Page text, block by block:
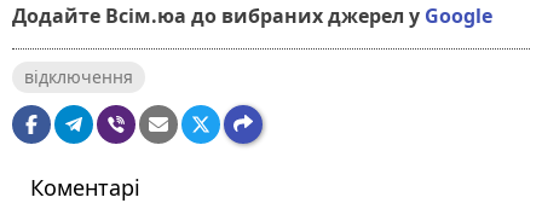
Додайте Всім.юа до вибраних джерел у Google
відключення
Коментарі